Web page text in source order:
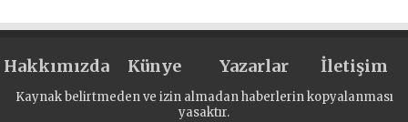
Hakkımızda Künye Yazarlar İletişim
Kaynak belirtmeden ve izin almadan haberlerin kopyalanması
yasaktır.